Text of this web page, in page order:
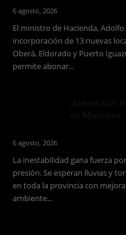
6 agosto, 2026
El ministro de Hacienda,
incorporación de 13 nuevas
Oberá, Eldorado y Puerto
permite abonar...
6 agosto, 2026
La inestabilidad gana fuerza
presión. Se esperan lluvias y
en toda la provincia con
ambiente...